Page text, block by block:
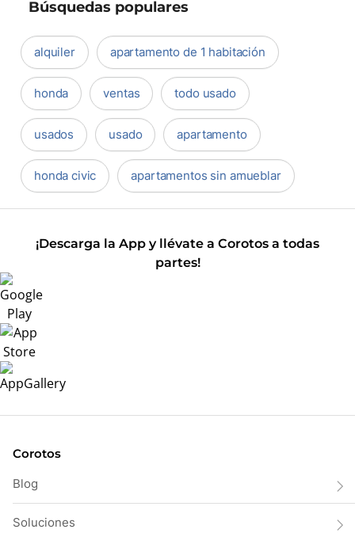
Búsquedas populares
alquiler apartamento de 1 habitación
honda ventas todo usado
usados usado apartamento
honda civic apartamentos sin amueblar
¡Descarga la App y llévate a Corotos a todas
partes!
Corotos
Blog
Soluciones